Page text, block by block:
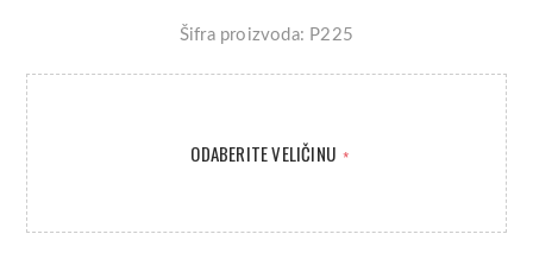
Šifra proizvoda: P225
ODABERITE VELIČINU *